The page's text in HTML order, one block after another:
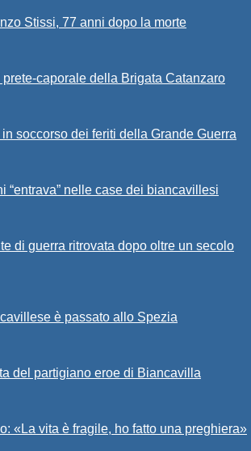
Stissi, 77 anni dopo la morte
caporale della Brigata Catanzaro
soccorso dei feriti della Grande Guerra
“entrava” nelle case dei biancavillesi
di guerra ritrovata dopo oltre un secolo
è passato allo Spezia
del partigiano eroe di Biancavilla
«La vita è fragile, ho fatto una preghiera»